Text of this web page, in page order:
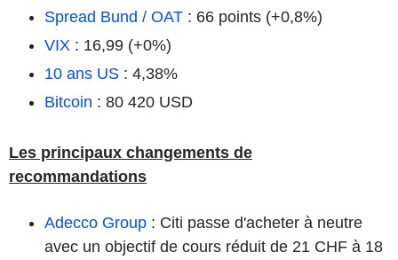
Spread Bund / OAT : 66 points (+0,8%)
VIX : 16,99 (+0%)
10 ans US : 4,38%
Bitcoin : 80 420 USD
Les principaux changements de
recommandations
Adecco Group : Citi passe d'acheter à neutre
avec un objectif de cours réduit de 21 CHF à 18